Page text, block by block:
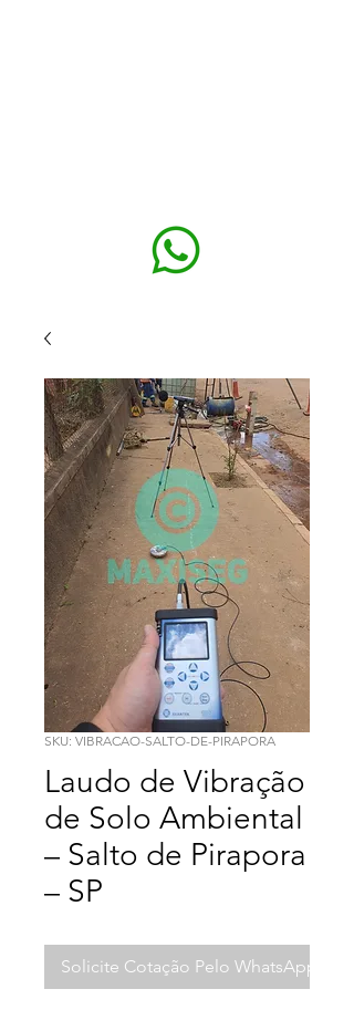
SKU: VIBRACAO-SALTO-DE-PIRAPORA
Laudo de Vibração
de Solo Ambiental
– Salto de Pirapora
– SP
Solicite Cotação Pelo WhatsApp